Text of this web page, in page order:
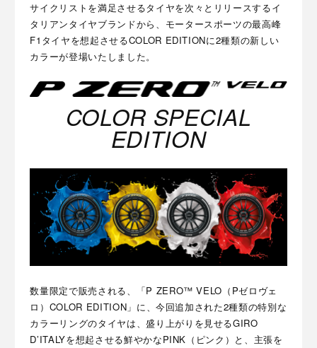
サイクリストを満足させるタイヤを次々とリリースするイ
タリアンタイヤブランドから、モータースポーツの最高峰
F1タイヤを想起させるCOLOR EDITIONに2種類の新しい
カラーが登場いたしました。
COLOR SPECIAL
EDITION
数量限定で販売される、「P ZERO™ VELO（Pゼロヴェ
ロ）COLOR EDITION」に、今回追加された2種類の特別な
カラーリングのタイヤは、盛り上がりを見せるGIRO
D’ITALYを想起させる鮮やかなPINK（ピンク）と、主張を